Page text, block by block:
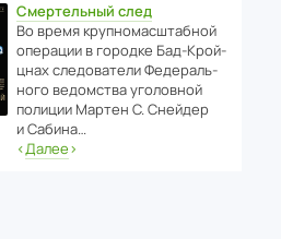
Смертельный след
Во время круп­но­мас­ш­та­бной
операции в городке Бад‑Крой­
цнах следо­ва­тели Феде­раль­
ного ведомства уголо­вной
полиции Мартен С. Снейдер
и Сабина…
‹Далее›